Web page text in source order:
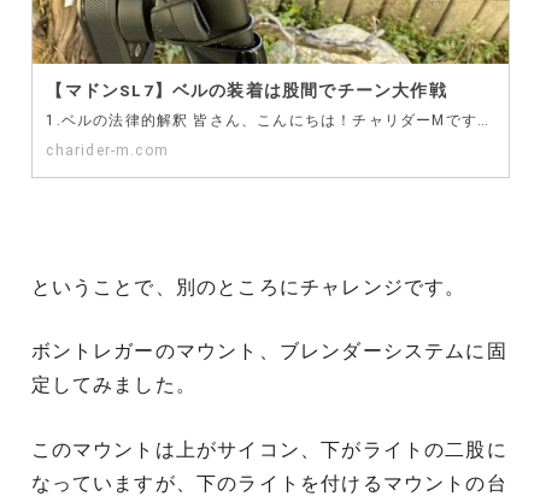
【マドンSL7】ベルの装着は股間でチーン大作戦
1.ベルの法律的解釈 皆さん、こんにちは！チャリダーMです。 マドンSL7にまだベルを付けていません…
charider-m.com
ということで、別のところにチャレンジです。
ボントレガーのマウント、ブレンダーシステムに固
定してみました。
このマウントは上がサイコン、下がライトの二股に
なっていますが、下のライトを付けるマウントの台